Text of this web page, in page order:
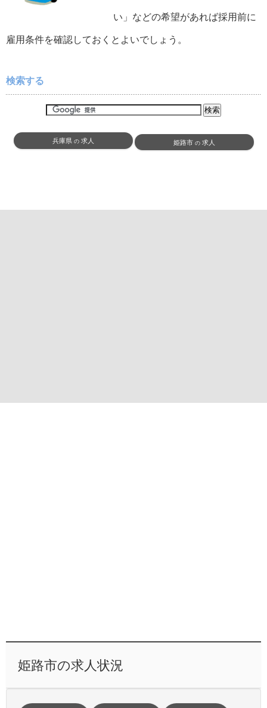
い」などの希望があれば採用前に
雇用条件を確認しておくとよいでしょう。
検索する
兵庫県の 求人 姫路市の 求人
姫路市の求人状況